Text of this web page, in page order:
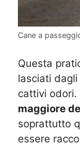
Cane a
Questa
lasciati
cattivi odori.
maggiore
soprattutto
essere